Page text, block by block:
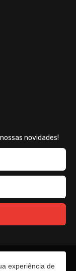
novidades!
experiência de